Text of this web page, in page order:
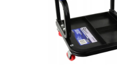
Autodoplňky